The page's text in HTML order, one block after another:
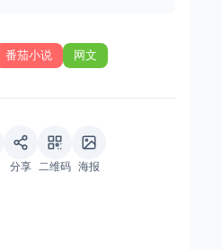
番茄小说 网文
分享 二维码 海报